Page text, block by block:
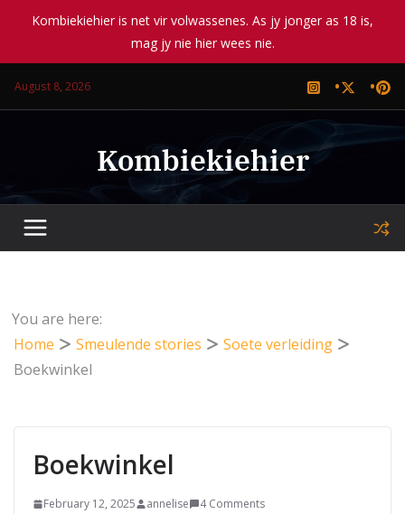
Kombiekiehier is net vir volwassenes. As jy jonger as 18 is,
mag jy nie hier wees nie.
August 8, 2026
Kombiekiehier
You are here:
Home
Smeulende stories
Soete verleiding
Boekwinkel
Boekwinkel
February 12, 2025 annelise 4 Comments